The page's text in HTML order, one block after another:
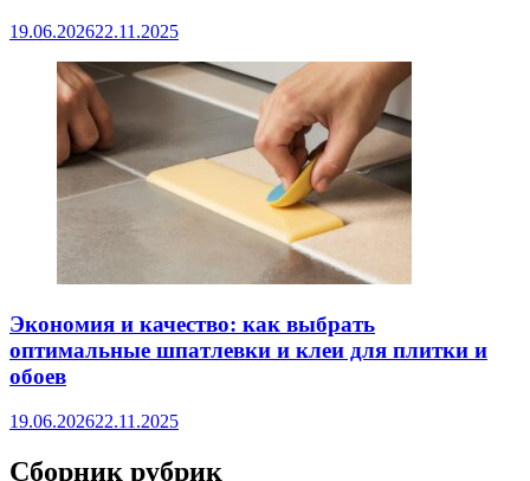
19.06.202622.11.2025
Экономия и качество: как выбрать
оптимальные шпатлевки и клеи для плитки и
обоев
19.06.202622.11.2025
Сборник рубрик